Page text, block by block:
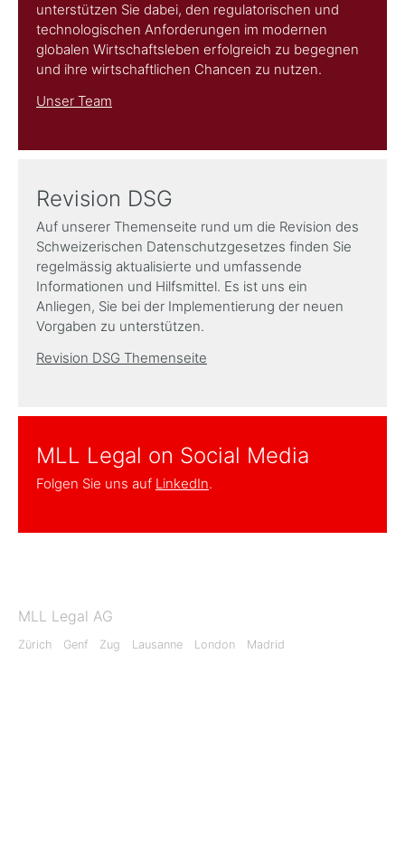
unterstützen Sie dabei, den regulatorischen und
technologischen Anforderungen im modernen
globalen Wirtschaftsleben erfolgreich zu begegnen
und ihre wirtschaftlichen Chancen zu nutzen.
Unser Team
Revision DSG
Auf unserer Themenseite rund um die Revision des
Schweizerischen Datenschutzgesetzes finden Sie
regelmässig aktualisierte und umfassende
Informationen und Hilfsmittel. Es ist uns ein
Anliegen, Sie bei der Implementierung der neuen
Vorgaben zu unterstützen.
Revision DSG Themenseite
MLL Legal on Social Media
Folgen Sie uns auf LinkedIn.
MLL Legal AG
Zürich Genf Zug Lausanne London Madrid